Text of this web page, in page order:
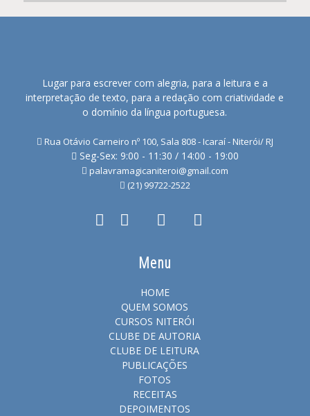
Lugar para escrever com alegria, para a leitura e a
interpretação de texto, para a redação com criatividade e
o domínio da língua portuguesa.
Rua Otávio Carneiro nº 100, Sala 808 - Icaraí - Niterói/ RJ
Seg-Sex: 9:00 - 11:30 / 14:00 - 19:00
palavramagicaniteroi@gmail.com
(21) 99722-2522
Menu
HOME
QUEM SOMOS
CURSOS NITERÓI
CLUBE DE AUTORIA
CLUBE DE LEITURA
PUBLICAÇÕES
FOTOS
RECEITAS
DEPOIMENTOS